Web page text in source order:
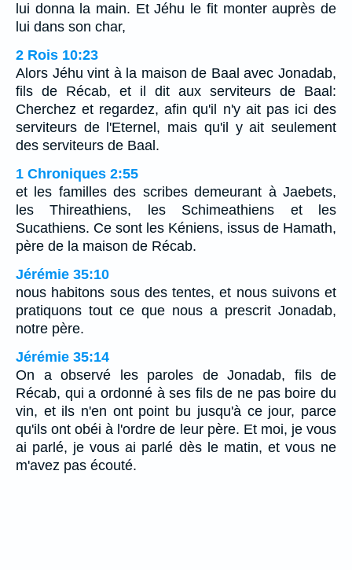
lui donna la main. Et Jéhu le fit monter auprès de
lui dans son char,
2 Rois 10:23
Alors Jéhu vint à la maison de Baal avec Jonadab,
fils de Récab, et il dit aux serviteurs de Baal:
Cherchez et regardez, afin qu'il n'y ait pas ici des
serviteurs de l'Eternel, mais qu'il y ait seulement
des serviteurs de Baal.
1 Chroniques 2:55
et les familles des scribes demeurant à Jaebets,
les Thireathiens, les Schimeathiens et les
Sucathiens. Ce sont les Kéniens, issus de Hamath,
père de la maison de Récab.
Jérémie 35:10
nous habitons sous des tentes, et nous suivons et
pratiquons tout ce que nous a prescrit Jonadab,
notre père.
Jérémie 35:14
On a observé les paroles de Jonadab, fils de
Récab, qui a ordonné à ses fils de ne pas boire du
vin, et ils n'en ont point bu jusqu'à ce jour, parce
qu'ils ont obéi à l'ordre de leur père. Et moi, je vous
ai parlé, je vous ai parlé dès le matin, et vous ne
m'avez pas écouté.